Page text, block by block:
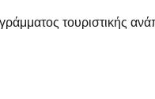
τουριστικής